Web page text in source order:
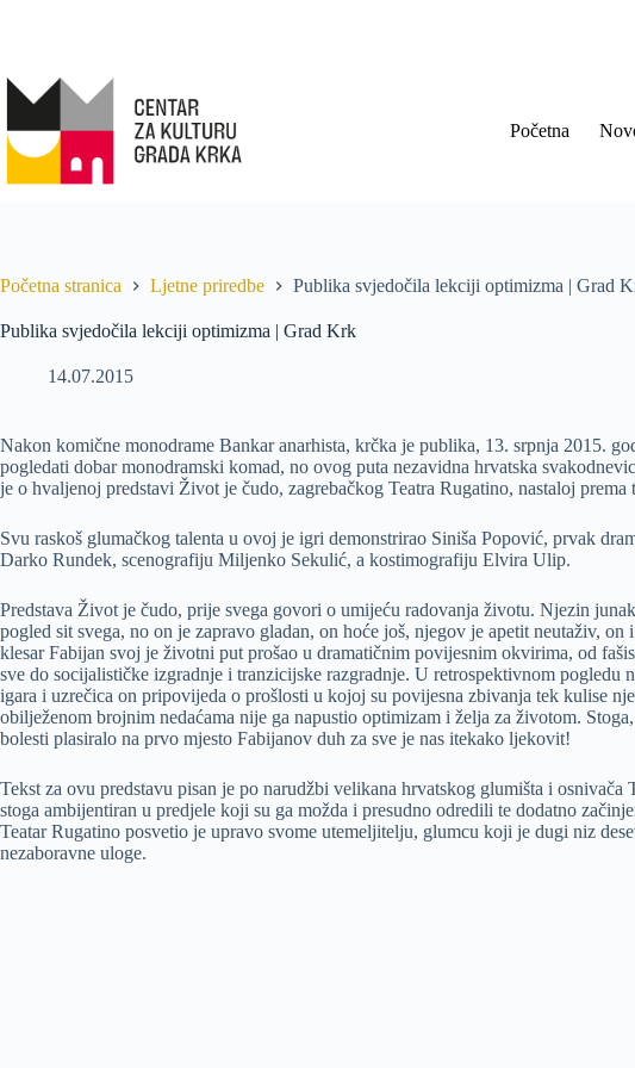
Početna
Početna stranica Ljetne priredbe Publika svjedočila lekciji optimizma | Grad
Publika svjedočila lekciji optimizma | Grad Krk
14.07.2015
Nakon komične monodrame Bankar anarhista, krčka je publika, 13. srpnja 2015.
pogledati dobar monodramski komad, no ovog puta nezavidna hrvatska
je o hvaljenoj predstavi Život je čudo, zagrebačkog Teatra Rugatino, nastaloj
Svu raskoš glumačkog talenta u ovoj je igri demonstrirao Siniša Popović, prvak
Darko Rundek, scenografiju Miljenko Sekulić, a kostimografiju Elvira Ulip.
Predstava Život je čudo, prije svega govori o umijeću radovanja životu. Njezin
pogled sit svega, no on je zapravo gladan, on hoće još, njegov je apetit neutaživ,
klesar Fabijan svoj je životni put prošao u dramatičnim povijesnim okvirima, od
sve do socijalističke izgradnje i tranzicijske razgradnje. U retrospektivnom pogledu
igara i uzrečica on pripovijeda o prošlosti u kojoj su povijesna zbivanja tek kulise
obilježenom brojnim nedaćama nije ga napustio optimizam i želja za životom.
bolesti plasiralo na prvo mjesto Fabijanov duh za sve je nas itekako ljekovit!
Tekst za ovu predstavu pisan je po narudžbi velikana hrvatskog glumišta i
stoga ambijentiran u predjele koji su ga možda i presudno odredili te dodatno
Teatar Rugatino posvetio je upravo svome utemeljitelju, glumcu koji je dugi niz
nezaboravne uloge.